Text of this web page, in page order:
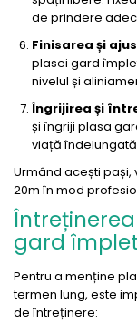
de prindere
Finisarea și
plasei gard
nivelul și
Îngrijirea și
și îngriji plasa
viață
Urmând acești pași,
20m în mod
gard
Pentru a menține
termen lung, este
de întreținere: